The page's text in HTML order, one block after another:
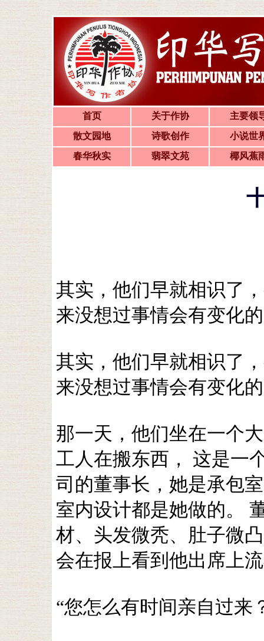
首页 关于作协
主要领
散文园地
诗歌创作
小说世
春华秋实
翡翠文苑 椰风蕉
其实，他们早就相识了
来没想过事情会有变化
其实，他们早就相识了
来没想过事情会有变化
那一天，他们坐在一个
工人在搬东西， 这是一
司的董事长，她是承包
室内设计都是她做的。
材、头发微秃、肚子微
会在报上看到他出席上
“您怎么有时间亲自过来